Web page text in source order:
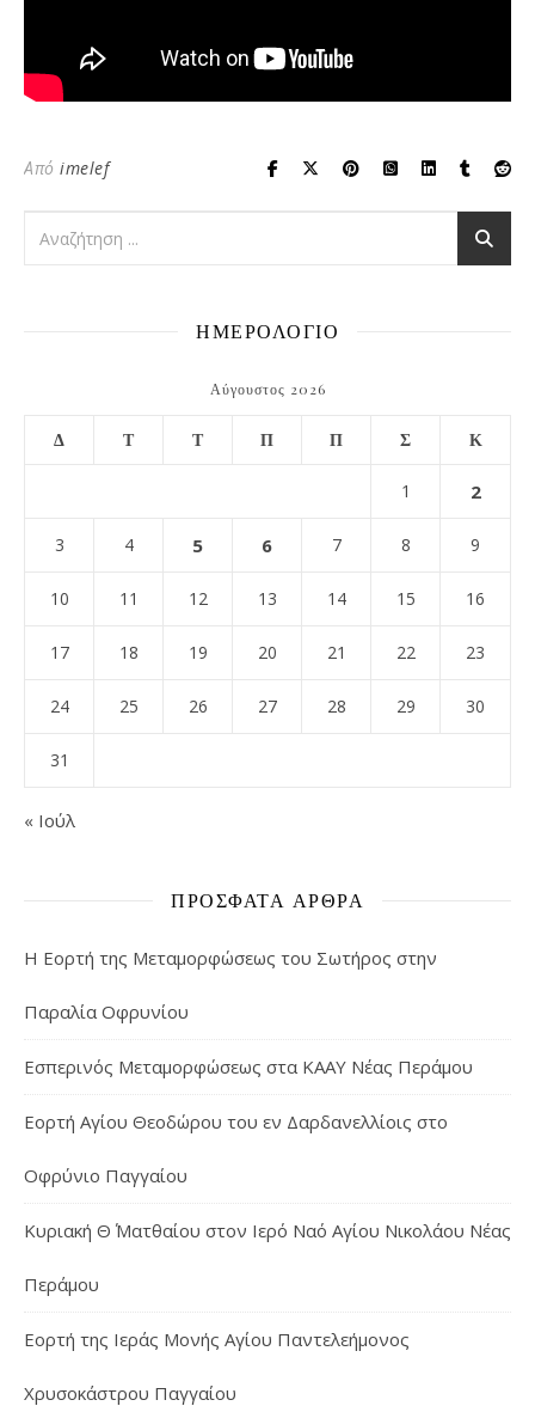
Από imelef
ΗΜΕΡΟΛΟΓΙΟ
Αύγουστος 2026
Δ Τ Τ Π Π Σ Κ
1 2
3 4 5 6 7 8 9
10 11 12 13 14 15 16
17 18 19 20 21 22 23
24 25 26 27 28 29 30
31
« Ιούλ
ΠΡΌΣΦΑΤΑ ΆΡΘΡΑ
Η Εορτή της Μεταμορφώσεως του Σωτήρος στην
Παραλία Οφρυνίου
Εσπερινός Μεταμορφώσεως στα ΚΑΑΥ Νέας Περάμου
Εορτή Αγίου Θεοδώρου του εν Δαρδανελλίοις στο
Οφρύνιο Παγγαίου
Κυριακή Θ΄ Ματθαίου στον Ιερό Ναό Αγίου Νικολάου Νέας
Περάμου
Εορτή της Ιεράς Μονής Αγίου Παντελεήμονος
Χρυσοκάστρου Παγγαίου